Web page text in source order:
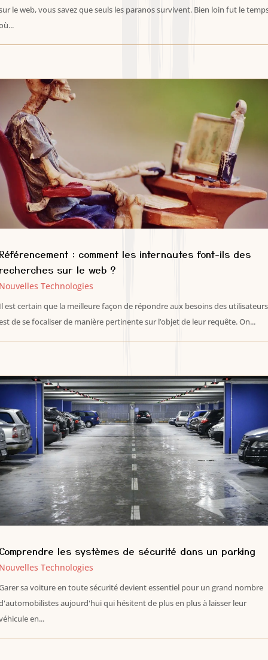
le web, vous savez que seuls les paranos survivent. Bien loin fut le
: comment les internautes font-ils des
sur le web ?
Technologies
est certain que la meilleure façon de répondre aux besoins des utilisateurs
de se focaliser de manière pertinente sur l’objet de leur requête. On...
les systèmes de sécurité dans un parking
Technologies
sa voiture en toute sécurité devient essentiel pour un grand nombre
aujourd'hui qui hésitent de plus en plus à laisser leur
en...